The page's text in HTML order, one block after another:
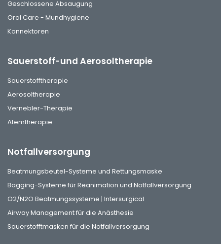
Geschlossene Absaugung
Oral Care - Mundhygiene
Konnektoren
Sauerstoff-und Aerosoltherapie
Sauerstofftherapie
Aerosoltherapie
Vernebler-Therapie
Atemtherapie
Notfallversorgung
Beatmungsbeutel-Systeme und Rettungsmaske
Bagging-Systeme für Reanimation und Notfallversorgung
O2/N2O Beatmungssysteme | Intersurgical
Airway Management für die Anästhesie
Sauerstofftmasken für die Notfallversorgung